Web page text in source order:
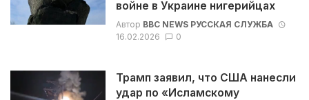
войне в Украине нигерийцах
Автор BBC NEWS РУССКАЯ СЛУЖБА
16.02.2026
0
Трамп заявил, что США нанесли
удар по «Исламскому